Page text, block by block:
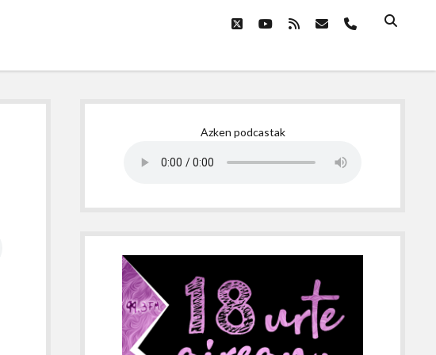
twitteryoutube
rss emailphone
Azken podcastak